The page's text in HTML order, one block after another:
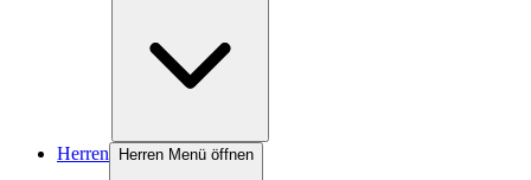
Herren Herren Menü öffnen